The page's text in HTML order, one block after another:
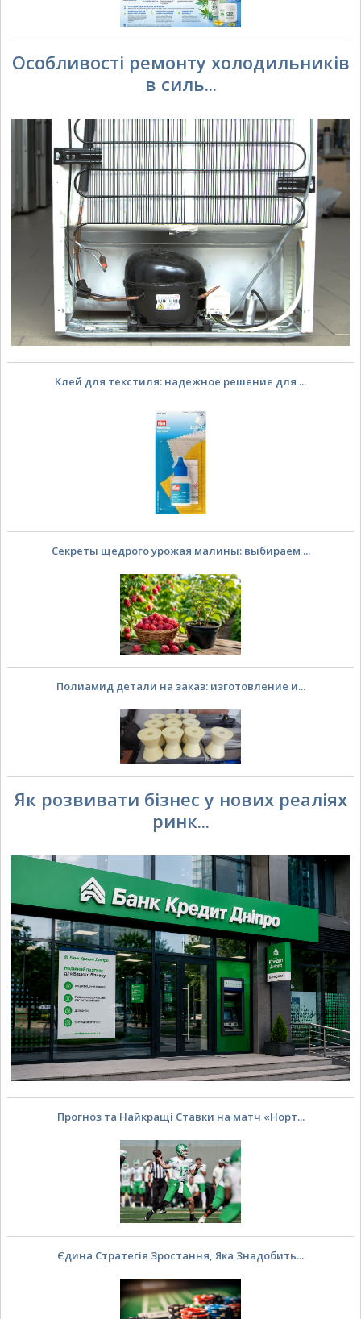
Особливості ремонту холодильників
в силь...
Клей для текстиля: надежное решение для ...
Секреты щедрого урожая малины: выбираем ...
Полиамид детали на заказ: изготовление и...
Як розвивати бізнес у нових реаліях
ринк...
Прогноз та Найкращі Ставки на матч «Норт...
Єдина Стратегія Зростання, Яка Знадобить...